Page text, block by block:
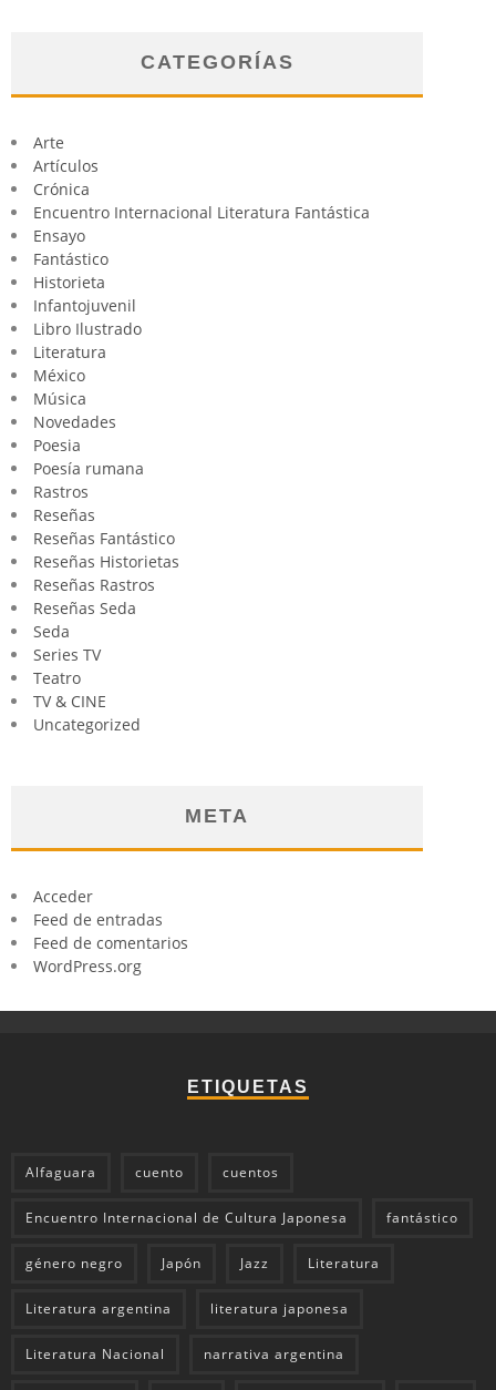
CATEGORÍAS
Arte
Artículos
Crónica
Encuentro Internacional Literatura Fantástica
Ensayo
Fantástico
Historieta
Infantojuvenil
Libro Ilustrado
Literatura
México
Música
Novedades
Poesia
Poesía rumana
Rastros
Reseñas
Reseñas Fantástico
Reseñas Historietas
Reseñas Rastros
Reseñas Seda
Seda
Series TV
Teatro
TV & CINE
Uncategorized
META
Acceder
Feed de entradas
Feed de comentarios
WordPress.org
ETIQUETAS
Alfaguara cuento cuentos
Encuentro Internacional de Cultura Japonesa fantástico
género negro Japón Jazz Literatura
Literatura argentina literatura japonesa
Literatura Nacional narrativa argentina